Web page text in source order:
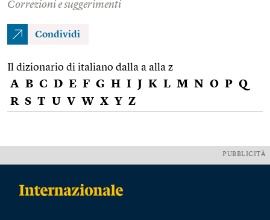
Correzioni e suggerimenti
Condividi
Il dizionario di italiano dalla a alla z
A B C D E F G H I J K L M N O P Q
R S T U V W X Y Z
PUBBLICITÀ